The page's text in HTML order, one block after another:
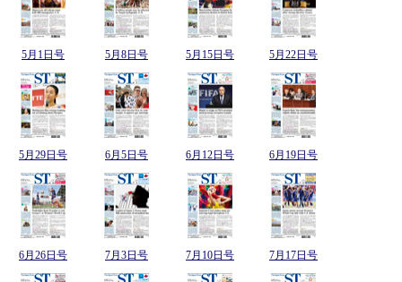
5月1日号 5月8日号 5月15日号 5月22日号
5月29日号 6月5日号 6月12日号 6月19日号
6月26日号 7月3日号 7月10日号 7月17日号